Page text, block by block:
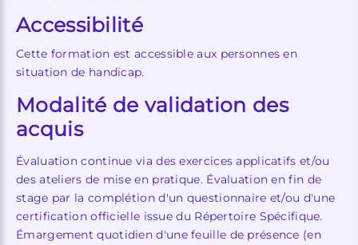
Accessibilité
Cette formation est accessible aux personnes en
situation de handicap.
Modalité de validation des
acquis
Évaluation continue via des exercices applicatifs et/ou
des ateliers de mise en pratique. Évaluation en fin de
stage par la complétion d'un questionnaire et/ou d'une
certification officielle issue du Répertoire Spécifique.
Émargement quotidien d'une feuille de présence (en